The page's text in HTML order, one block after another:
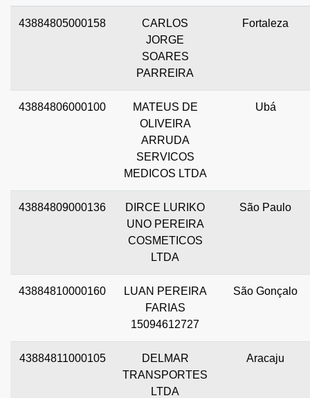
43884805000158
CARLOS
JORGE
SOARES
PARREIRA
Fortaleza
43884806000100
MATEUS DE
OLIVEIRA
ARRUDA
SERVICOS
MEDICOS LTDA
Ubá
43884809000136
DIRCE LURIKO
UNO PEREIRA
COSMETICOS
LTDA
São Paulo
43884810000160
LUAN PEREIRA
FARIAS
15094612727
São Gonçalo
43884811000105
DELMAR
TRANSPORTES
LTDA
Aracaju